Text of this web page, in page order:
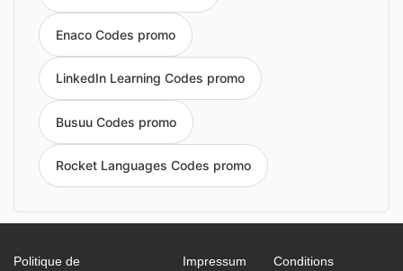
Enaco Codes promo
LinkedIn Learning Codes promo
Busuu Codes promo
Rocket Languages Codes promo
Politique de Impressum Conditions